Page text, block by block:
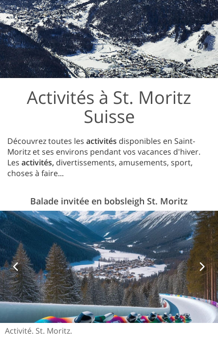
Activités à St. Moritz
Suisse
Découvrez toutes les activités disponibles en Saint-
Moritz et ses environs pendant vos vacances d'hiver.
Les activités, divertissements, amusements, sport,
choses à faire...
Balade invitée en bobsleigh St. Moritz
Activité. St. Moritz.